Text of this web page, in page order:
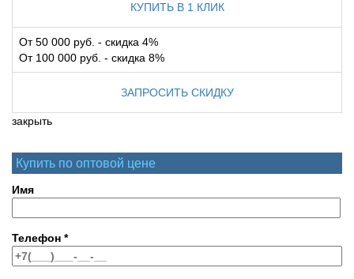
КУПИТЬ В 1 КЛИК
От 50 000 руб. - скидка 4%
От 100 000 руб. - скидка 8%
ЗАПРОСИТЬ СКИДКУ
закрыть
Купить по оптовой цене
Имя
Телефон *